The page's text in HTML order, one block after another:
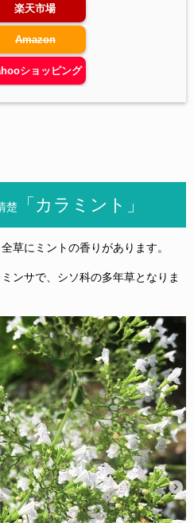
楽天市場
Amazon
ショッピング
楚 「カラミント」
草にミントの香りがあります。
ンサで、シソ科の多年草となりま